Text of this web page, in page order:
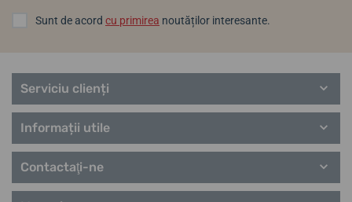
Sunt de acord cu primirea noutăților interesante.
Serviciu clienți
Informații utile
Contactaţi-ne